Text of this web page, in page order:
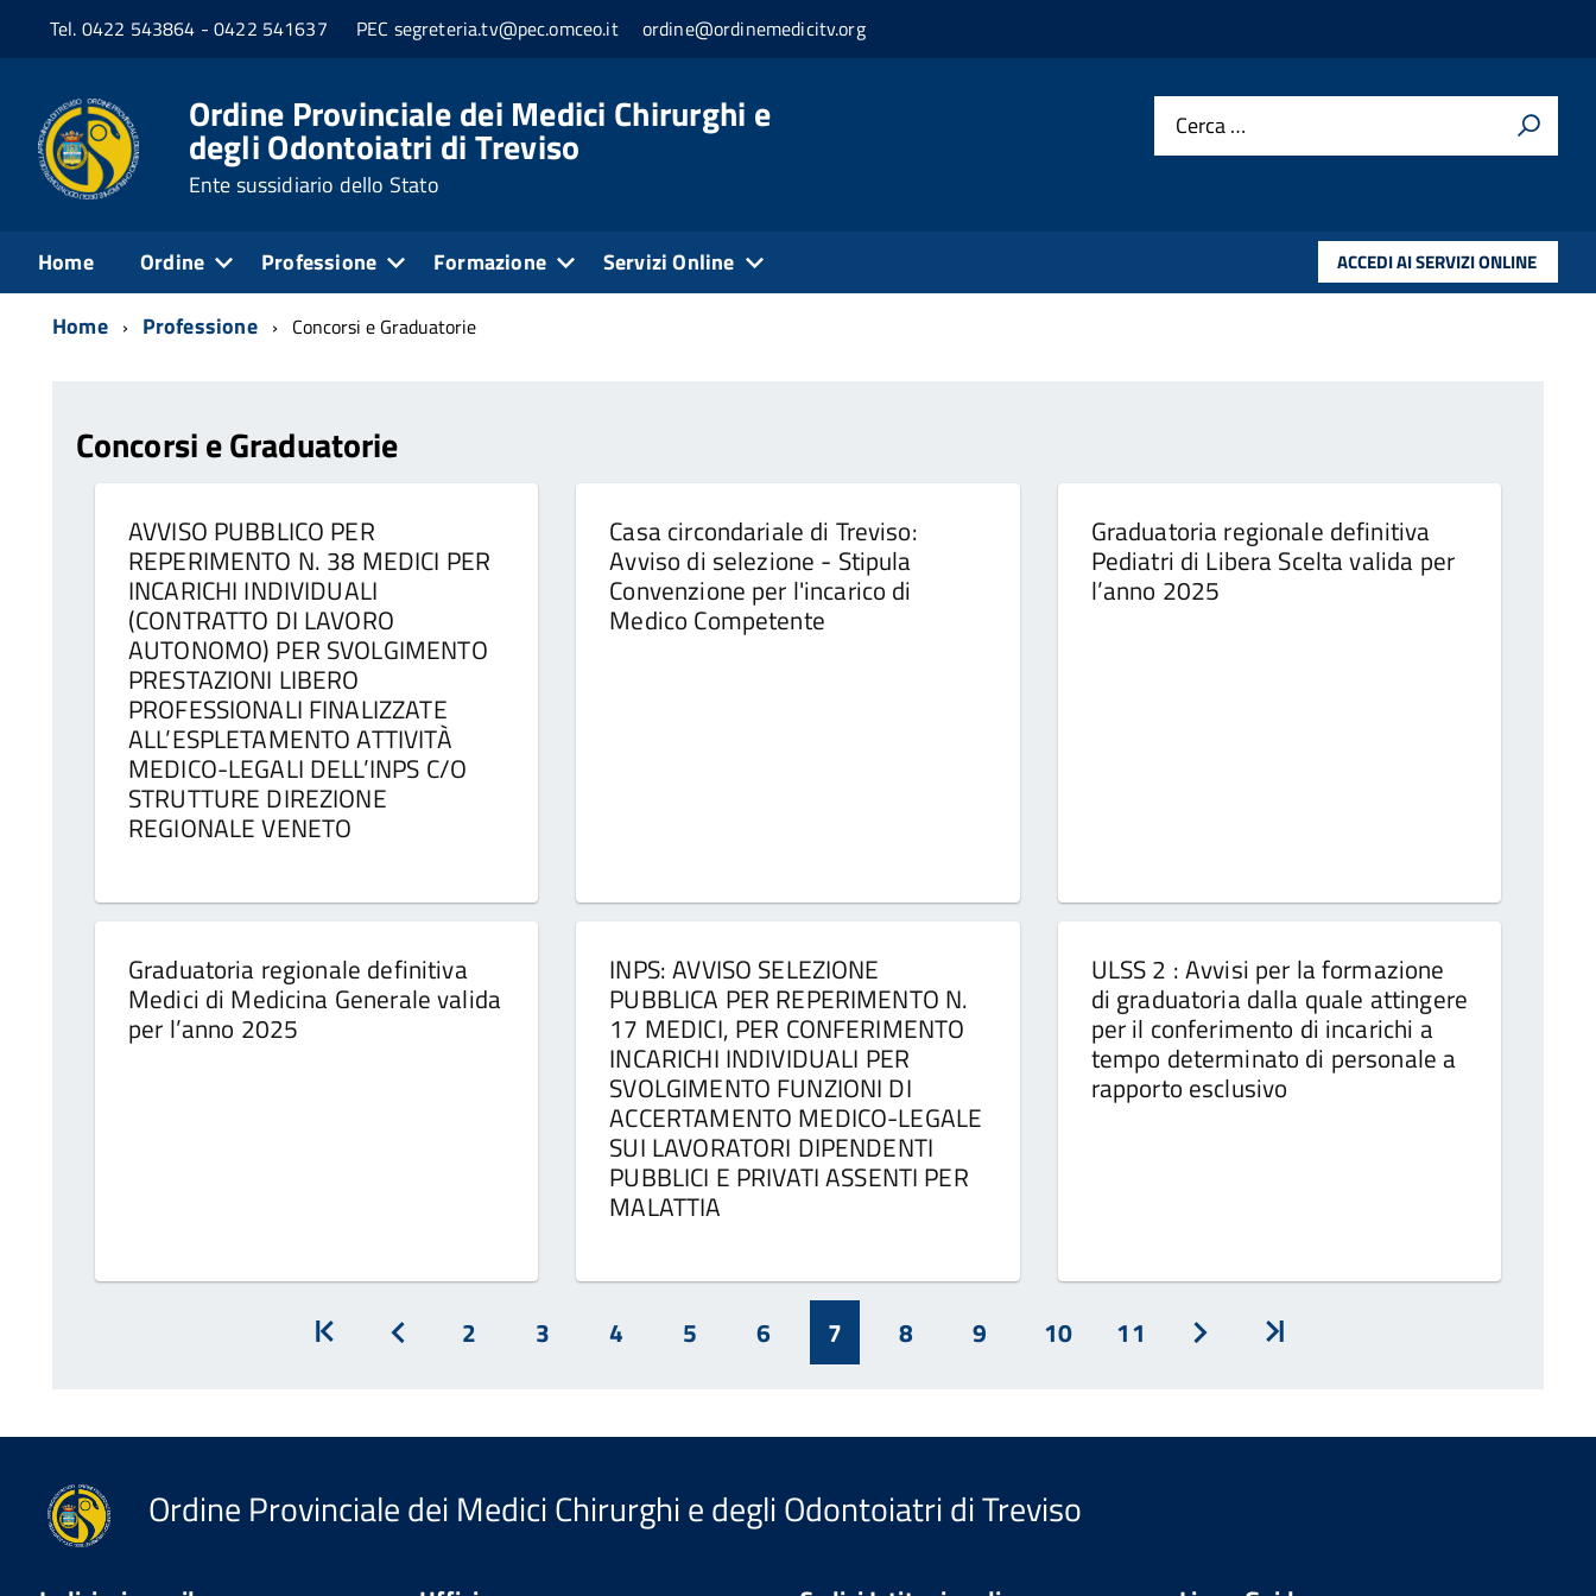
Tel. 0422 543864 - 0422 541637 PEC segreteria.tv@pec.omceo.it ordine@ordinemedicitv.org
Ordine Provinciale dei Medici Chirurghi e
degli Odontoiatri di Treviso
Ente sussidiario dello Stato
Cerca …
Home Ordine Professione Formazione Servizi Online ACCEDI AI SERVIZI ONLINE
Home Professione Concorsi e Graduatorie
Concorsi e Graduatorie
AVVISO PUBBLICO PER
REPERIMENTO N. 38 MEDICI PER
INCARICHI INDIVIDUALI
(CONTRATTO DI LAVORO
AUTONOMO) PER SVOLGIMENTO
PRESTAZIONI LIBERO
PROFESSIONALI FINALIZZATE
ALL’ESPLETAMENTO ATTIVITÀ
MEDICO-LEGALI DELL’INPS C/O
STRUTTURE DIREZIONE
REGIONALE VENETO
Casa circondariale di Treviso:
Avviso di selezione - Stipula
Convenzione per l'incarico di
Medico Competente
Graduatoria regionale definitiva
Pediatri di Libera Scelta valida per
l’anno 2025
Graduatoria regionale definitiva
Medici di Medicina Generale valida
per l’anno 2025
INPS: AVVISO SELEZIONE
PUBBLICA PER REPERIMENTO N.
17 MEDICI, PER CONFERIMENTO
INCARICHI INDIVIDUALI PER
SVOLGIMENTO FUNZIONI DI
ACCERTAMENTO MEDICO-LEGALE
SUI LAVORATORI DIPENDENTI
PUBBLICI E PRIVATI ASSENTI PER
MALATTIA
ULSS 2 : Avvisi per la formazione
di graduatoria dalla quale attingere
per il conferimento di incarichi a
tempo determinato di personale a
rapporto esclusivo
2 3 4 5 6 7 8 9 10 11
Ordine Provinciale dei Medici Chirurghi e degli Odontoiatri di Treviso